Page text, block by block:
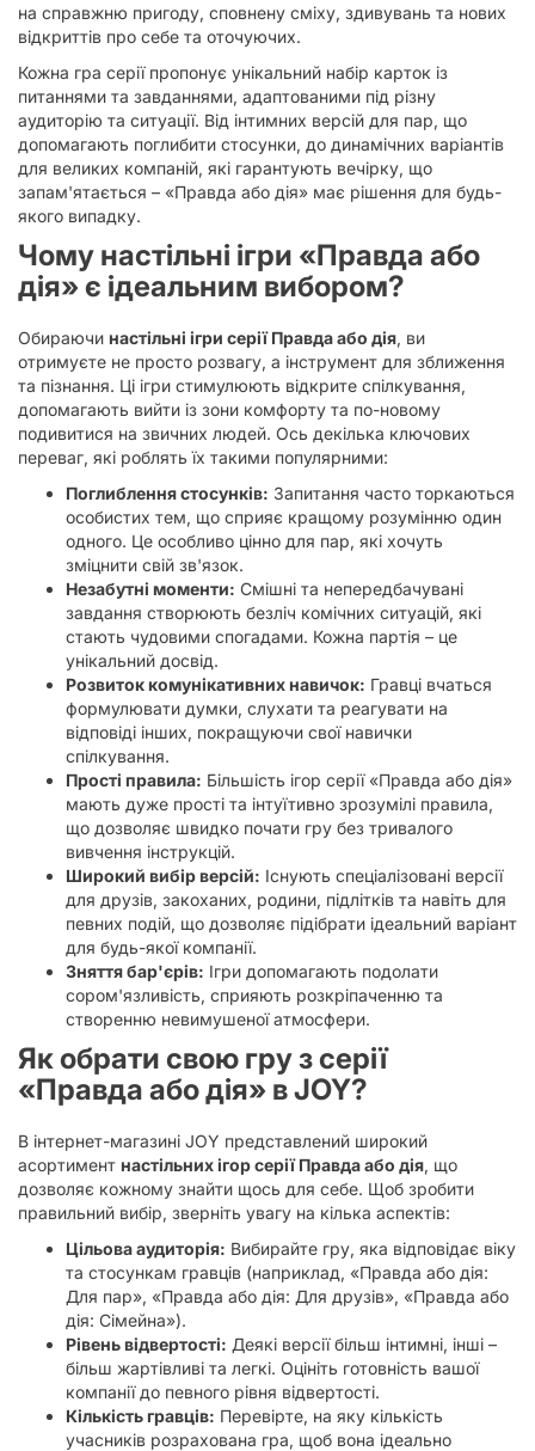
на справжню пригоду, сповнену сміху, здивувань та нових
відкриттів про себе та оточуючих.
Кожна гра серії пропонує унікальний набір карток із
питаннями та завданнями, адаптованими під різну
аудиторію та ситуації. Від інтимних версій для пар, що
допомагають поглибити стосунки, до динамічних варіантів
для великих компаній, які гарантують вечірку, що
запам'ятається – «Правда або дія» має рішення для будь-
якого випадку.
Чому настільні ігри «Правда або
дія» є ідеальним вибором?
Обираючи настільні ігри серії Правда або дія, ви
отримуєте не просто розвагу, а інструмент для зближення
та пізнання. Ці ігри стимулюють відкрите спілкування,
допомагають вийти із зони комфорту та по-новому
подивитися на звичних людей. Ось декілька ключових
переваг, які роблять їх такими популярними:
Поглиблення стосунків: Запитання часто торкаються
особистих тем, що сприяє кращому розумінню один
одного. Це особливо цінно для пар, які хочуть
зміцнити свій зв'язок.
Незабутні моменти: Смішні та непередбачувані
завдання створюють безліч комічних ситуацій, які
стають чудовими спогадами. Кожна партія – це
унікальний досвід.
Розвиток комунікативних навичок: Гравці вчаться
формулювати думки, слухати та реагувати на
відповіді інших, покращуючи свої навички
спілкування.
Прості правила: Більшість ігор серії «Правда або дія»
мають дуже прості та інтуїтивно зрозумілі правила,
що дозволяє швидко почати гру без тривалого
вивчення інструкцій.
Широкий вибір версій: Існують спеціалізовані версії
для друзів, закоханих, родини, підлітків та навіть для
певних подій, що дозволяє підібрати ідеальний варіант
для будь-якої компанії.
Зняття бар'єрів: Ігри допомагають подолати
сором'язливість, сприяють розкріпаченню та
створенню невимушеної атмосфери.
Як обрати свою гру з серії
«Правда або дія» в JOY?
В інтернет-магазині JOY представлений широкий
асортимент настільних ігор серії Правда або дія, що
дозволяє кожному знайти щось для себе. Щоб зробити
правильний вибір, зверніть увагу на кілька аспектів:
Цільова аудиторія: Вибирайте гру, яка відповідає віку
та стосункам гравців (наприклад, «Правда або дія:
Для пар», «Правда або дія: Для друзів», «Правда або
дія: Сімейна»).
Рівень відвертості: Деякі версії більш інтимні, інші –
більш жартівливі та легкі. Оцініть готовність вашої
компанії до певного рівня відвертості.
Кількість гравців: Перевірте, на яку кількість
учасників розрахована гра, щоб вона ідеально